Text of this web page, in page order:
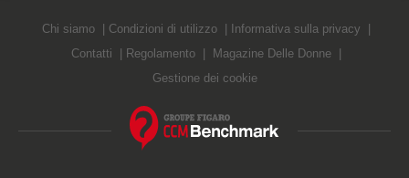
Chi siamo Condizioni di utilizzo
Informativa sulla privacy
Contatti
Regolamento
Magazine Delle Donne
Gestione dei cookie